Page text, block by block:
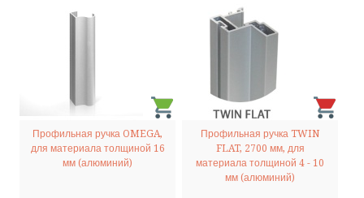
Профильная ручка OMEGA,
для материала толщиной 16
мм (алюминий)
Профильная ручка TWIN
FLAT, 2700 мм, для
материала толщиной 4 - 10
мм (алюминий)